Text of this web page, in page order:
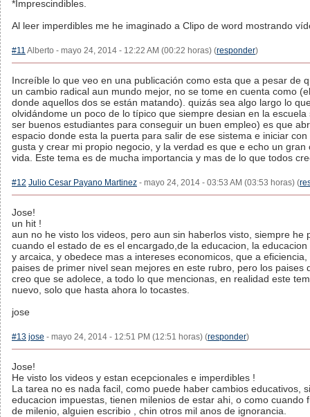
*Imprescindibles.
Al leer imperdibles me he imaginado a Clipo de word mostrando
#11 Alberto - mayo 24, 2014 - 12:22 AM (00:22 horas) (responder)
Increíble lo que veo en una publicación como esta que a pesar de
un cambio radical aun mundo mejor, no se tome en cuenta como
donde aquellos dos se están matando). quizás sea algo largo lo
olvidándome un poco de lo típico que siempre desian en la escuela
ser buenos estudiantes para conseguir un buen empleo) es que
espacio donde esta la puerta para salir de ese sistema e iniciar
gusta y crear mi propio negocio, y la verdad es que e echo un gran
vida. Este tema es de mucha importancia y mas de lo que todos
#12 Julio Cesar Payano Martinez - mayo 24, 2014 - 03:53 AM (03:53 horas) (
Jose!
un hit !
aun no he visto los videos, pero aun sin haberlos visto, siempre he
cuando el estado de es el encargado,de la educacion, la
y arcaica, y obedece mas a intereses economicos, que a eficiencia,
paises de primer nivel sean mejores en este rubro, pero los paises
creo que se adolece, a todo lo que mencionas, en realidad este
nuevo, solo que hasta ahora lo tocastes.
jose
#13 jose - mayo 24, 2014 - 12:51 PM (12:51 horas) (responder)
Jose!
He visto los videos y estan ecepcionales e imperdibles !
La tarea no es nada facil, como puede haber cambios educativos,
educacion impuestas, tienen milenios de estar ahi, o como cuando
de milenio, alguien escribio , chin otros mil anos de ignorancia.